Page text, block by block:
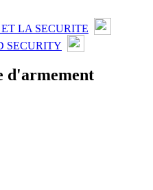
LA SECURITE
SECURITY
d'armement